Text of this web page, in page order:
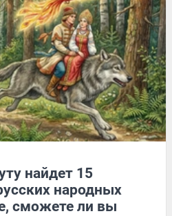
найдет 15
народных
сможете ли вы